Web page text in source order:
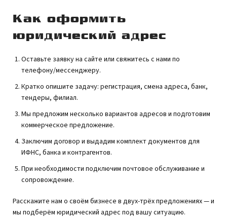
Как оформить
юридический адрес
Оставьте заявку на сайте или свяжитесь с нами по
телефону/мессенджеру.
Кратко опишите задачу: регистрация, смена адреса, банк,
тендеры, филиал.
Мы предложим несколько вариантов адресов и подготовим
коммерческое предложение.
Заключим договор и выдадим комплект документов для
ИФНС, банка и контрагентов.
При необходимости подключим почтовое обслуживание и
сопровождение.
Расскажите нам о своём бизнесе в двух-трёх предложениях — и
мы подберём юридический адрес под вашу ситуацию.